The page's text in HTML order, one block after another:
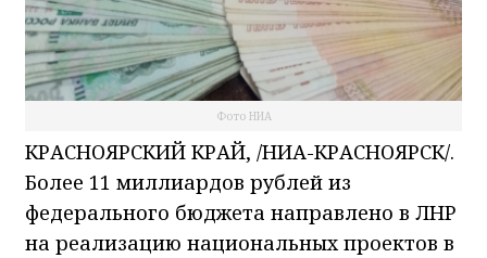
Фото НИА
КРАСНОЯРСКИЙ КРАЙ, /НИА-КРАСНОЯРСК/.
Более 11 миллиардов рублей из
федерального бюджета направлено в ЛНР
на реализацию национальных проектов в